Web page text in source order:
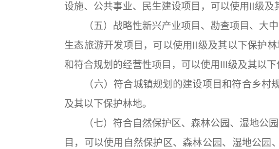
设施、公共事业、民生建设项目，可以使用Ⅱ级及
（五）战略性新兴产业项目、勘查项目、大中
生态旅游开发项目，可以使用Ⅱ级及其以下保护
和符合规划的经营性项目，可以使用Ⅲ级及其以下
（六）符合城镇规划的建设项目和符合乡村
及其以下保护林地。
（七）符合自然保护区、森林公园、湿地公园
目，可以使用自然保护区、森林公园、湿地公园